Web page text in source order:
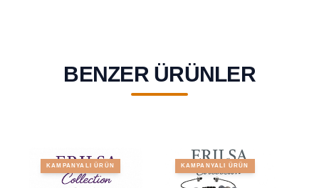
BENZER ÜRÜNLER
KAMPANYALI ÜRÜN KAMPANYALI ÜRÜN